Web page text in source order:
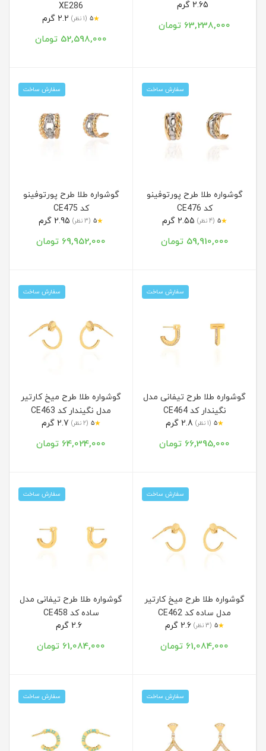
63,238,000 تومان
XE286
★
5 (1 نظر)
52,598,000 تومان
سفارش ساخت
گوشواره طلا طرح پورتوفینو
کد CE476
★
5 (4 نظر)
59,910,000 تومان
سفارش ساخت
گوشواره طلا طرح پورتوفینو
کد CE475
★
5 (3 نظر)
69,952,000 تومان
سفارش ساخت
گوشواره طلا طرح تیفانی مدل
نگیندار کد CE464
★
5 (1 نظر)
66,395,000 تومان
سفارش ساخت
گوشواره طلا طرح میخ کارتیر
مدل نگیندار کد CE463
★
5 (2 نظر)
64,024,000 تومان
سفارش ساخت
گوشواره طلا طرح میخ کارتیر
مدل ساده کد CE462
★
5 (3 نظر) 2.6 گرم
61,084,000 تومان
سفارش ساخت
گوشواره طلا طرح تیفانی مدل
ساده کد CE458
61,084,000 تومان
سفارش ساخت سفارش ساخت